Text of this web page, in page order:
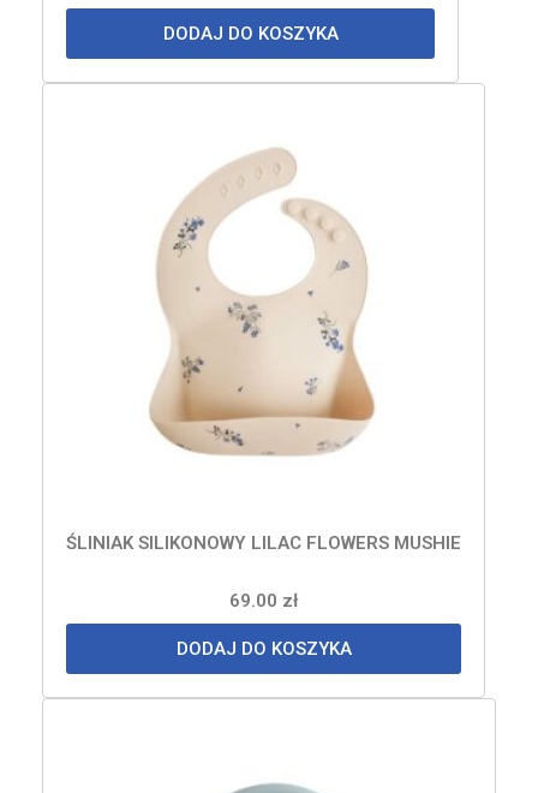
DODAJ DO KOSZYKA
ŚLINIAK SILIKONOWY LILAC FLOWERS MUSHIE
69.00 zł
DODAJ DO KOSZYKA